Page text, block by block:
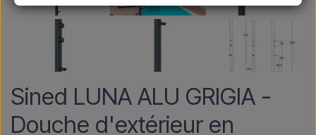
Sined LUNA ALU GRIGIA -
Douche d'extérieur en